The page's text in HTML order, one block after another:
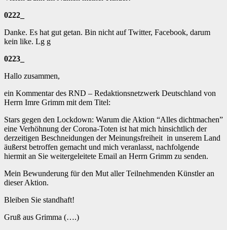
0222_
Danke. Es hat gut getan. Bin nicht auf Twitter, Facebook, darum
kein like. Lg g
0223_
Hallo zusammen,
ein Kommentar des RND – Redaktionsnetzwerk Deutschland von
Herrn Imre Grimm mit dem Titel:
Stars gegen den Lockdown: Warum die Aktion “Alles dichtmachen”
eine Verhöhnung der Corona-Toten ist hat mich hinsichtlich der
derzeitigen Beschneidungen der Meinungsfreiheit in unserem Land
äußerst betroffen gemacht und mich veranlasst, nachfolgende
hiermit an Sie weitergeleitete Email an Herrn Grimm zu senden.
Mein Bewunderung für den Mut aller Teilnehmenden Künstler an
dieser Aktion.
Bleiben Sie standhaft!
Gruß aus Grimma (….)